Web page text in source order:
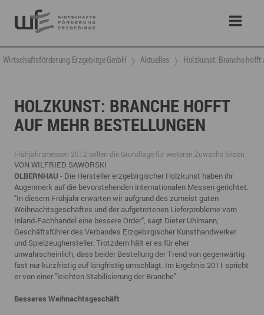
Wirtschaftsförderung Erzgebirge GmbH Aktuelles Holzkunst: Branche
HOLZKUNST: BRANCHE HOFFT
AUF MEHR BESTELLUNGEN
Frühjahrsmessen 2012 sollen die Grundlage für weiteren Zuwachs bilden
VON WILFRIED SAWORSKI
OLBERNHAU - Die Hersteller erzgebirgischer Holzkunst haben ihr
Augenmerk auf die bevorstehenden internationalen Messen gerichtet.
"In diesem Frühjahr erwarten wir aufgrund des zumeist guten
Weihnachtsgeschäftes und der aufgetretenen Lieferproblemevom
Inland-Fachhandel eine bessere Order", sagt Dieter Uhlmann,
Geschäftsführer des Verbandes Erzgebirgischer Kunsthandwerker
und Spielzeughersteller. Trotzdem hält er es für eher
unwahrscheinlich, dass beider Bestellung der Trend von gegenwärtig
fast nur kurzfristig auf langfristig umschlägt. Im Ergebnis 2011 spricht
er von einer "leichten Stabilisierung der Branche".
Besseres Weihnachtsgeschäft